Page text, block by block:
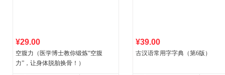
¥29.00
空腹力（医学博士教你锻炼“空腹
力”，让身体脱胎换骨！）
¥39.00
古汉语常用字字典（第6版）